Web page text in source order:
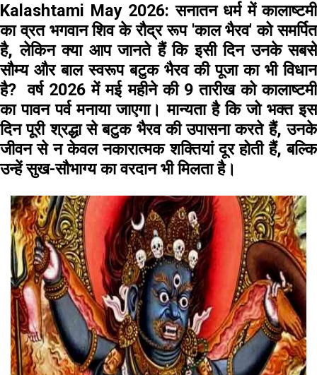
Kalashtami May 2026:सनातन धर्म में कालाष्टमी
का व्रत भगवान शिव के रौद्र रूप 'काल भैरव' को समर्पित
है, लेकिन क्या आप जानते हैं कि इसी दिन उनके सबसे
सौम्य और बाल स्वरूप बटुक भैरव की पूजा का भी विधान
है? वर्ष 2026 में मई महीने की 9 तारीख को कालाष्टमी
का पावन पर्व मनाया जाएगा। मान्यता है कि जो भक्त इस
दिन पूरी श्रद्धा से बटुक भैरव की उपासना करते हैं, उनके
जीवन से न केवल नकारात्मक शक्तियां दूर होती हैं, बल्कि
उन्हें सुख-सौभाग्य का वरदान भी मिलता है।